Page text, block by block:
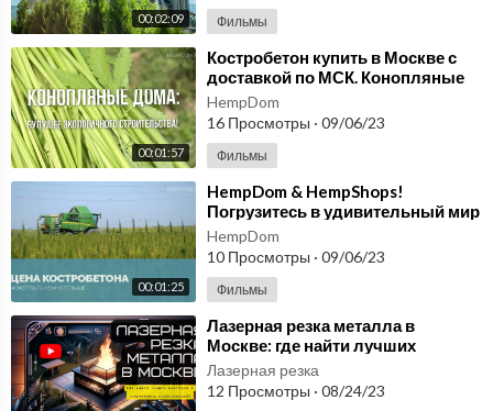
00:02:09 Фильмы
00:01:57
⁣Костробетон купить в Москве с
доставкой по МСК. Конопляные
дома: Будущее экологичного
строительства!
HempDom
16 Просмотры · 09/06/23
Фильмы
00:01:25
⁣HempDom & HempShops!
Погрузитесь в удивительный мир
конопли! Костробетон
производство в Москве
HempDom
10 Просмотры · 09/06/23
Фильмы
⁣Лазерная резка металла в
Москве: где найти лучших
мастеров и современное
оборудование?
Лазерная резка
12 Просмотры · 08/24/23